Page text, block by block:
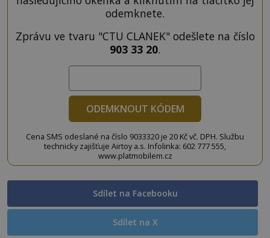
odemknete.
Zprávu ve tvaru "CTU CLANEK" odešlete na číslo
903 33 20.
ODEMKNOUT KÓDEM
Cena SMS odeslané na číslo 9033320 je 20 Kč vč. DPH. Službu
technicky zajišťuje Airtoy a.s. Infolinka: 602 777 555,
www.platmobilem.cz
Sdílet na Facebooku
Sdílet na X